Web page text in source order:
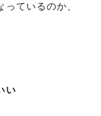
ているのか、
い